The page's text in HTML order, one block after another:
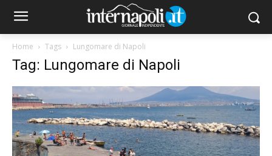
Home Tags Lungomare di Napoli
Tag: Lungomare di Napoli